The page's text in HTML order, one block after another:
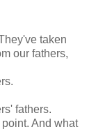
taken
our fathers,
fathers.
And what